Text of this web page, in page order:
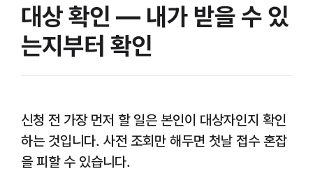
대상 확인 — 내가 받을 수 있
는지부터 확인
신청 전 가장 먼저 할 일은 본인이 대상자인지 확인
하는 것입니다. 사전 조회만 해두면 첫날 접수 혼잡
을 피할 수 있습니다.